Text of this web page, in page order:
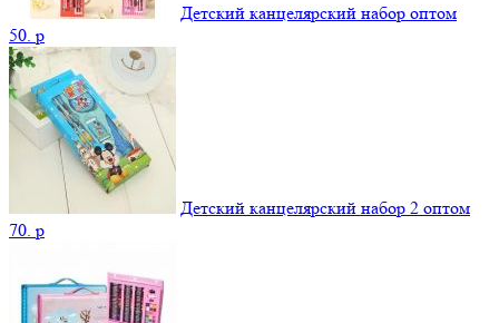
Детский канцелярский набор оптом
50. p
Детский канцелярский набор 2 оптом
70. p